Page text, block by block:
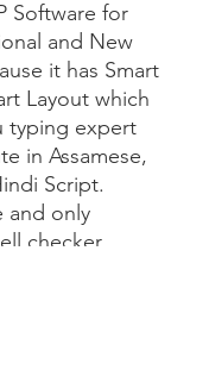
Software for
and New
it has Smart
Layout which
typing expert
in Assamese,
Script.
and only
checker